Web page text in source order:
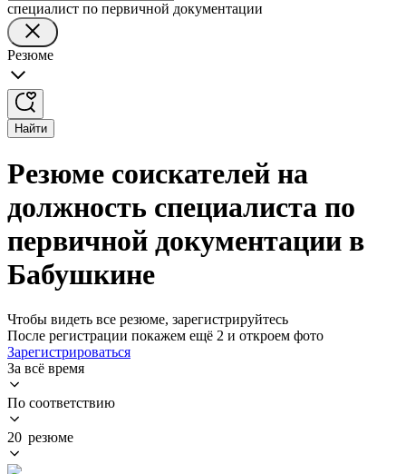
специалист по первичной документации
Резюме
Найти
Резюме соискателей на
должность специалиста по
первичной документации в
Бабушкине
Чтобы видеть все резюме, зарегистрируйтесь
После регистрации покажем ещё 2 и откроем фото
Зарегистрироваться
За всё время
По соответствию
20 резюме